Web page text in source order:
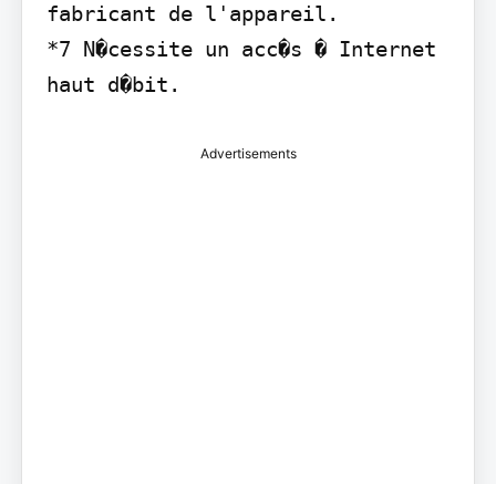
fabricant de l'appareil.
*7 N�cessite un acc�s � Internet
haut d�bit.
Advertisements